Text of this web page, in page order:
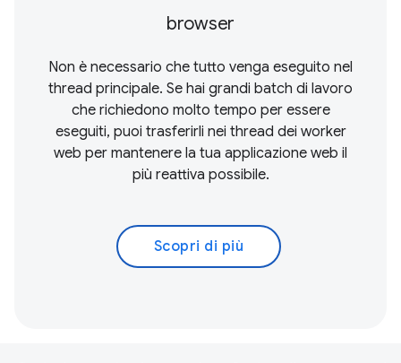
browser
Non è necessario che tutto venga eseguito nel
thread principale. Se hai grandi batch di lavoro
che richiedono molto tempo per essere
eseguiti, puoi trasferirli nei thread dei worker
web per mantenere la tua applicazione web il
più reattiva possibile.
Scopri di più